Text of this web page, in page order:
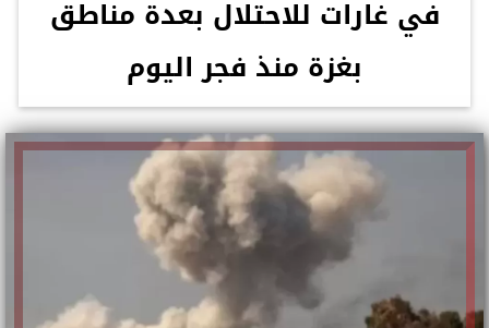
في غارات للاحتلال بعدة مناطق
بغزة منذ فجر اليوم